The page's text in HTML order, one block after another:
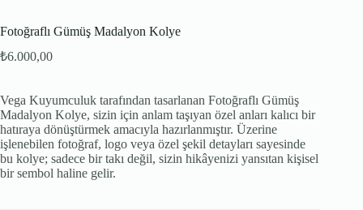
Fotoğraflı Gümüş Madalyon Kolye
₺6.000,00
Vega Kuyumculuk tarafından tasarlanan Fotoğraflı Gümüş
Madalyon Kolye, sizin için anlam taşıyan özel anları kalıcı bir
hatıraya dönüştürmek amacıyla hazırlanmıştır. Üzerine
işlenebilen fotoğraf, logo veya özel şekil detayları sayesinde
bu kolye; sadece bir takı değil, sizin hikâyenizi yansıtan kişisel
bir sembol haline gelir.